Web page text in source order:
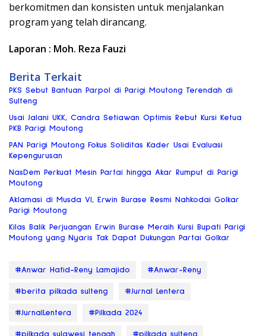
berkomitmen dan konsisten untuk menjalankan
program yang telah dirancang.
Laporan : Moh. Reza Fauzi
Berita Terkait
PKS Sebut Bantuan Parpol di Parigi Moutong Terendah di
Sulteng
Usai Jalani UKK, Candra Setiawan Optimis Rebut Kursi Ketua
PKB Parigi Moutong
PAN Parigi Moutong Fokus Soliditas Kader Usai Evaluasi
Kepengurusan
NasDem Perkuat Mesin Partai hingga Akar Rumput di Parigi
Moutong
Aklamasi di Musda VI, Erwin Burase Resmi Nahkodai Golkar
Parigi Moutong
Kilas Balik Perjuangan Erwin Burase Meraih Kursi Bupati Parigi
Moutong yang Nyaris Tak Dapat Dukungan Partai Golkar
#Anwar Hafid-Reny Lamajido #Anwar-Reny
#berita pilkada sulteng #Jurnal Lentera
#JurnalLentera #Pilkada 2024